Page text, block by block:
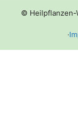
© Heilpflanzen-
·